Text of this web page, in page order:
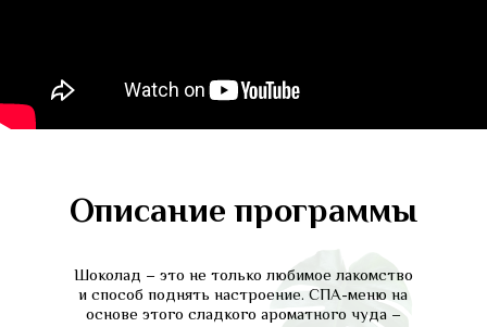
Шоколад – это не только любимое лакомство
и способ поднять настроение. СПА-меню на
основе этого сладкого ароматного чуда –
Описание программы